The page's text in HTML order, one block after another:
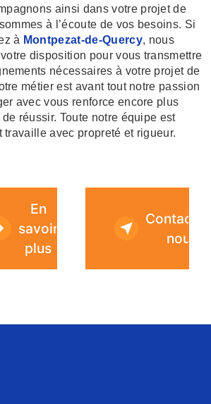
ainsi dans votre projet de
à l’écoute de vos besoins. Si
à Montpezat-de-Quercy, nous
disposition pour vous transmettre
nécessaires à votre projet de
métier est avant tout notre passion
avec vous renforce encore plus
réussir. Toute notre équipe est
travaille avec propreté et rigueur.
En
savoir
plus
Contactez-
nous